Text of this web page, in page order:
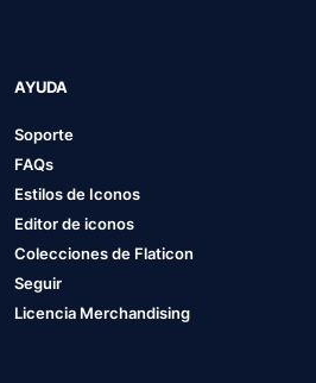
AYUDA
Soporte
FAQs
Estilos de Iconos
Editor de iconos
Colecciones de Flaticon
Seguir
Licencia Merchandising